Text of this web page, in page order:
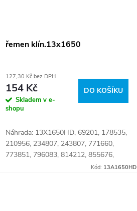
řemen klín.13x1650
127,30 Kč bez DPH
154 Kč
Skladem v e-
shopu
DO KOŠÍKU
Náhrada: 13X1650HD, 69201, 178535,
210956, 234807, 243807, 771660,
773851, 796083, 814212, 855676,
958381, 0067683, 0220048, 0234807,
Kód: 13A1650HD